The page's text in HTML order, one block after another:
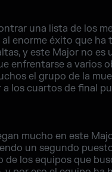
una lista de los
enorme éxito que
y este Major no es
enfrentarse a varios
el grupo de la
a los cuartos de final
mucho en este
un segundo
de los equipos que